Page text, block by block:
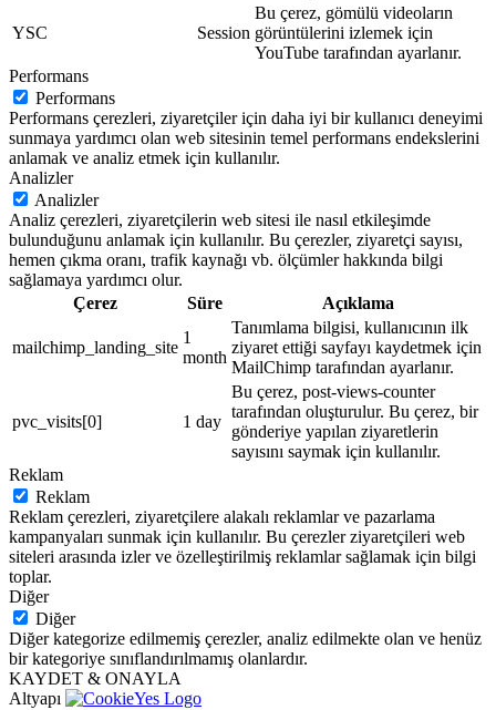
YSC Session
Bu çerez, gömülü videoların
görüntülerini izlemek için
YouTube tarafından ayarlanır.
Performans
Performans
Performans çerezleri, ziyaretçiler için daha iyi bir kullanıcı deneyimi
sunmaya yardımcı olan web sitesinin temel performans endekslerini
anlamak ve analiz etmek için kullanılır.
Analizler
Analizler
Analiz çerezleri, ziyaretçilerin web sitesi ile nasıl etkileşimde
bulunduğunu anlamak için kullanılır. Bu çerezler, ziyaretçi sayısı,
hemen çıkma oranı, trafik kaynağı vb. ölçümler hakkında bilgi
sağlamaya yardımcı olur.
Çerez
Süre Açıklama
mailchimp_landing_site
1
month
Tanımlama bilgisi, kullanıcının ilk
ziyaret ettiği sayfayı kaydetmek için
MailChimp tarafından ayarlanır.
pvc_visits[0] 1 day
Bu çerez, post-views-counter
tarafından oluşturulur. Bu çerez, bir
gönderiye yapılan ziyaretlerin
sayısını saymak için kullanılır.
Reklam
Reklam
Reklam çerezleri, ziyaretçilere alakalı reklamlar ve pazarlama
kampanyaları sunmak için kullanılır. Bu çerezler ziyaretçileri web
siteleri arasında izler ve özelleştirilmiş reklamlar sağlamak için bilgi
toplar.
Diğer
Diğer
Diğer kategorize edilmemiş çerezler, analiz edilmekte olan ve henüz
bir kategoriye sınıflandırılmamış olanlardır.
KAYDET & ONAYLA
Altyapı